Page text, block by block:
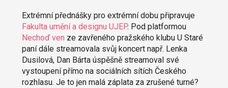
Extrémní přednášky pro extrémní dobu připravuje
Fakulta umění a designu UJEP. Pod platformou
Nechoď ven ze zavřeného pražského klubu U Staré
paní dále streamovala svůj koncert např. Lenka
Dusilová, Dan Bárta úspěšně streamoval své
vystoupení přímo na sociálních sítích Českého
rozhlasu. Je to jen malá záplata za zrušené turné?